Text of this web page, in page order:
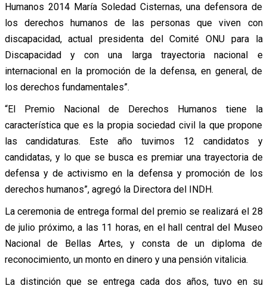
Humanos 2014 María Soledad Cisternas, una defensora de
los derechos humanos de las personas que viven con
discapacidad, actual presidenta del Comité ONU para la
Discapacidad y con una larga trayectoria nacional e
internacional en la promoción de la defensa, en general, de
los derechos fundamentales”.
“El Premio Nacional de Derechos Humanos tiene la
característica que es la propia sociedad civil la que propone
las candidaturas. Este año tuvimos 12 candidatos y
candidatas, y lo que se busca es premiar una trayectoria de
defensa y de activismo en la defensa y promoción de los
derechos humanos”, agregó la Directora del INDH.
La ceremonia de entrega formal del premio se realizará el 28
de julio próximo, a las 11 horas, en el hall central del Museo
Nacional de Bellas Artes, y consta de un diploma de
reconocimiento, un monto en dinero y una pensión vitalicia.
La distinción que se entrega cada dos años, tuvo en su